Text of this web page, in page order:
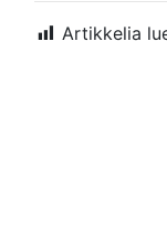
Artikkelia